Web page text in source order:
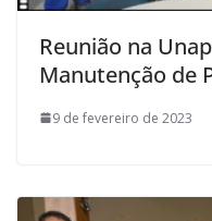
Reunião na
Manutenção de
9 de fevereiro de 2023